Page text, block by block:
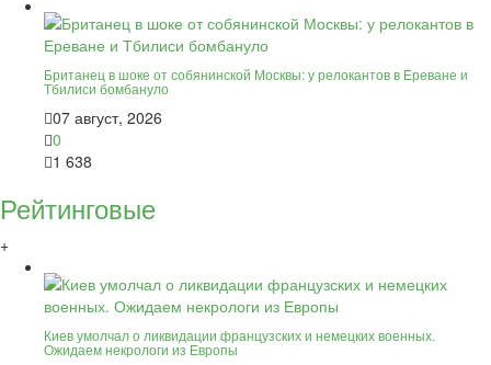
Британец в шоке от собянинской Москвы: у релокантов в Ереване и
Тбилиси бомбануло
07 август, 2026
0
1 638
Рейтинговые
+
Киев умолчал о ликвидации французских и немецких военных.
Ожидаем некрологи из Европы